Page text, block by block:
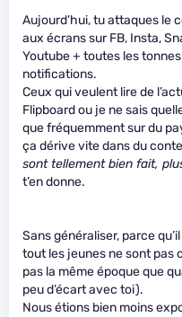
Aujourd’hui, tu attaques le
aux écrans sur FB, Insta,
Youtube + toutes les
notifications.
Ceux qui veulent lire de
Flipboard ou je ne sais
que fréquemment sur du
ça dérive vite dans du
sont tellement bien fait,
t’en donne.
Sans généraliser, parce
tout les jeunes ne sont pas
pas la même époque que
peu d’écart avec toi).
Nous étions bien moins